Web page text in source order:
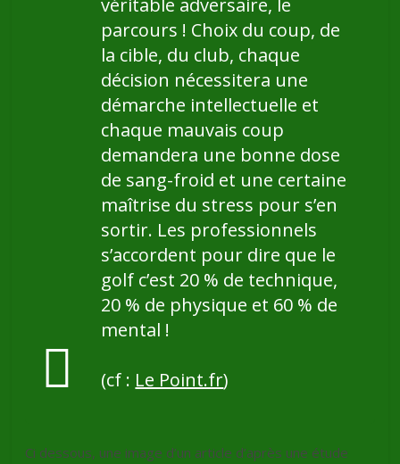
véritable adversaire, le
parcours ! Choix du coup, de
la cible, du club, chaque
décision nécessitera une
démarche intellectuelle et
chaque mauvais coup
demandera une bonne dose
de sang-froid et une certaine
maîtrise du stress pour s’en
sortir. Les professionnels
s’accordent pour dire que le
golf c’est 20 % de technique,
20 % de physique et 60 % de
mental !
(cf : Le Point.fr)
Ci dessous, une image d’un article d’après une étude